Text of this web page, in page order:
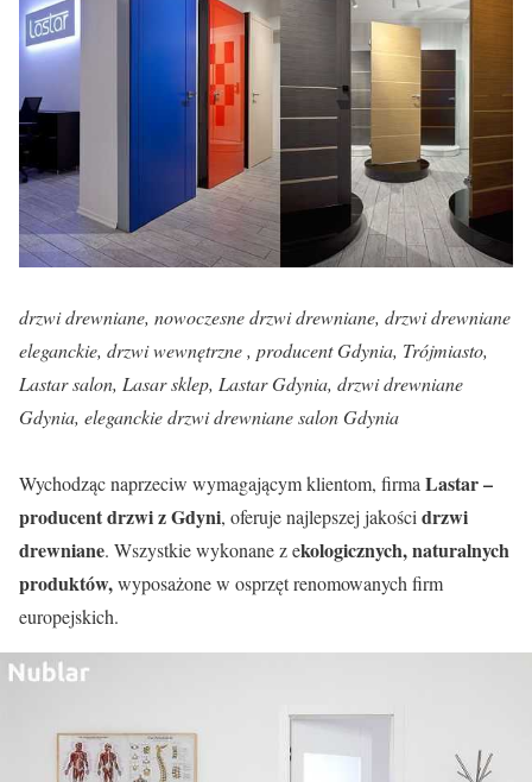
drzwi drewniane, nowoczesne drzwi drewniane, drzwi drewniane
eleganckie, drzwi wewnętrzne , producent Gdynia, Trójmiasto,
Lastar salon, Lasar sklep, Lastar Gdynia, drzwi drewniane
Gdynia, eleganckie drzwi drewniane salon Gdynia
Wychodząc naprzeciw wymagającym klientom, firma Lastar –
producent drzwi z Gdyni, oferuje najlepszej jakości drzwi
drewniane. Wszystkie wykonane z ekologicznych, naturalnych
produktów,wyposażone w osprzęt renomowanych firm
europejskich.